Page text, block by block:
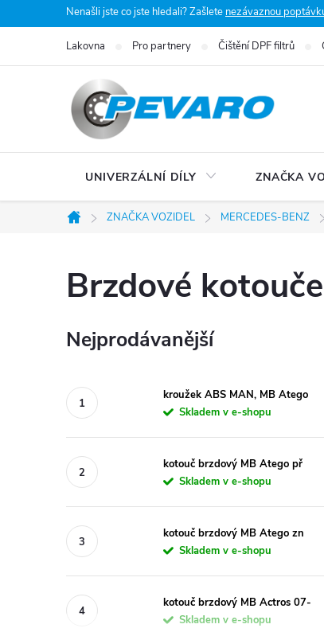
na
Nenašli jste co jste hledali? Zašlete nezávaznou
Lakovna Pro partnery Čištění DPF filtrů
UNIVERZÁLNÍ DÍLY ZNAČKA
Domů
ZNAČKA VOZIDEL MERCEDES-BENZ
Brzdové kotouče
Nejprodávanější
kroužek ABS MAN, MB Atego
Skladem v e-shopu
kotouč brzdový MB Atego př
Skladem v e-shopu
kotouč brzdový MB Atego zn
Skladem v e-shopu
kotouč brzdový MB Actros 07-
Skladem v e-shopu